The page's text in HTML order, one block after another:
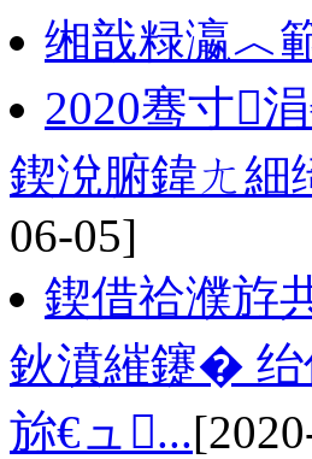
缃戠粶瀛︿
2020骞寸
鍥涗腑鍏ㄤ
06-05]
鍥借祫濮斿
鈥濆繀鑳� 绐
旀€ュ...